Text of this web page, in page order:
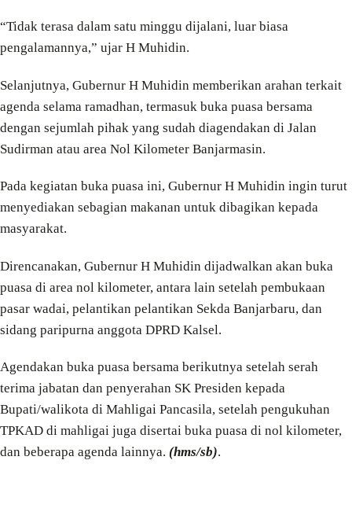
“Tidak terasa dalam satu minggu dijalani, luar biasa
pengalamannya,” ujar H Muhidin.
Selanjutnya, Gubernur H Muhidin memberikan arahan terkait
agenda selama ramadhan, termasuk buka puasa bersama
dengan sejumlah pihak yang sudah diagendakan di Jalan
Sudirman atau area Nol Kilometer Banjarmasin.
Pada kegiatan buka puasa ini, Gubernur H Muhidin ingin turut
menyediakan sebagian makanan untuk dibagikan kepada
masyarakat.
Direncanakan, Gubernur H Muhidin dijadwalkan akan buka
puasa di area nol kilometer, antara lain setelah pembukaan
pasar wadai, pelantikan pelantikan Sekda Banjarbaru, dan
sidang paripurna anggota DPRD Kalsel.
Agendakan buka puasa bersama berikutnya setelah serah
terima jabatan dan penyerahan SK Presiden kepada
Bupati/walikota di Mahligai Pancasila, setelah pengukuhan
TPKAD di mahligai juga disertai buka puasa di nol kilometer,
dan beberapa agenda lainnya. (hms/sb).